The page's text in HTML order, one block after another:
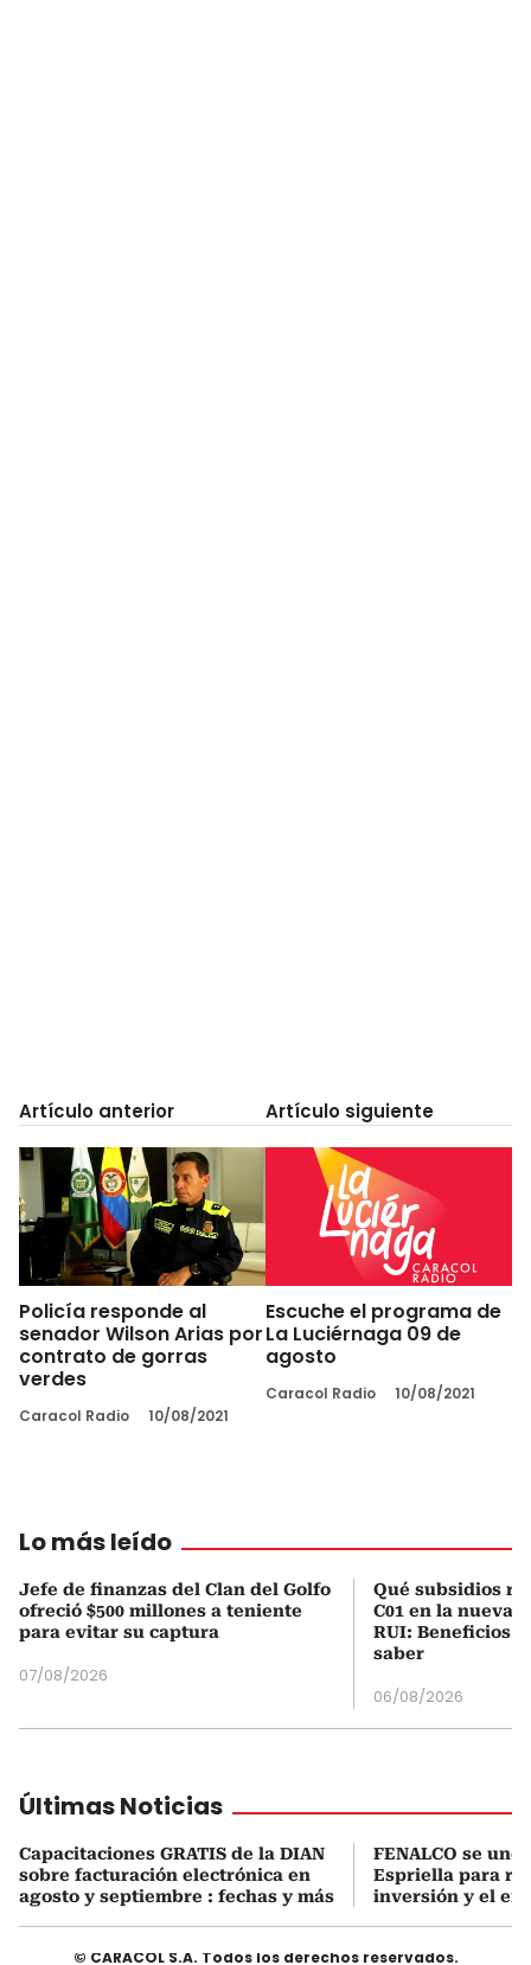
Artículo anterior
Policía responde al
senador Wilson Arias por
contrato de gorras
verdes
Caracol Radio 10/08/2021
Artículo siguiente
Escuche el programa de
La Luciérnaga 09 de
agosto
Caracol Radio 10/08/2021
Lo más leído
Jefe de finanzas del Clan del Golfo
ofreció $500 millones a teniente
para evitar su captura
07/08/2026
Qué subsidios
C01 en la nueva
RUI: Beneficios
saber
06/08/2026
Últimas Noticias
Capacitaciones GRATIS de la DIAN
sobre facturación electrónica en
agosto y septiembre : fechas y más
FENALCO se une
Espriella para
inversión y el
© CARACOL S.A. Todos los derechos reservados.